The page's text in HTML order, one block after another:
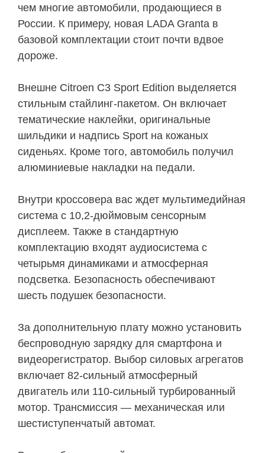
чем многие автомобили, продающиеся в
России. К примеру, новая LADA Granta в
базовой комплектации стоит почти вдвое
дороже.
Внешне Citroen C3 Sport Edition выделяется
стильным стайлинг-пакетом. Он включает
тематические наклейки, оригинальные
шильдики и надпись Sport на кожаных
сиденьях. Кроме того, автомобиль получил
алюминиевые накладки на педали.
Внутри кроссовера вас ждет мультимедийная
система с 10,2-дюймовым сенсорным
дисплеем. Также в стандартную
комплектацию входят аудиосистема с
четырьмя динамиками и атмосферная
подсветка. Безопасность обеспечивают
шесть подушек безопасности.
За дополнительную плату можно установить
беспроводную зарядку для смартфона и
видеорегистратор. Выбор силовых агрегатов
включает 82-сильный атмосферный
двигатель или 110-сильный турбированный
мотор. Трансмиссия — механическая или
шестиступенчатый автомат.